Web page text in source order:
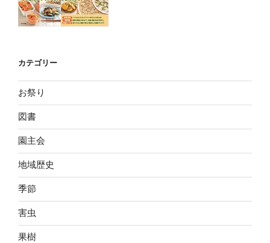
カテゴリー
お祭り
図書
園主会
地域歴史
季節
害虫
果樹